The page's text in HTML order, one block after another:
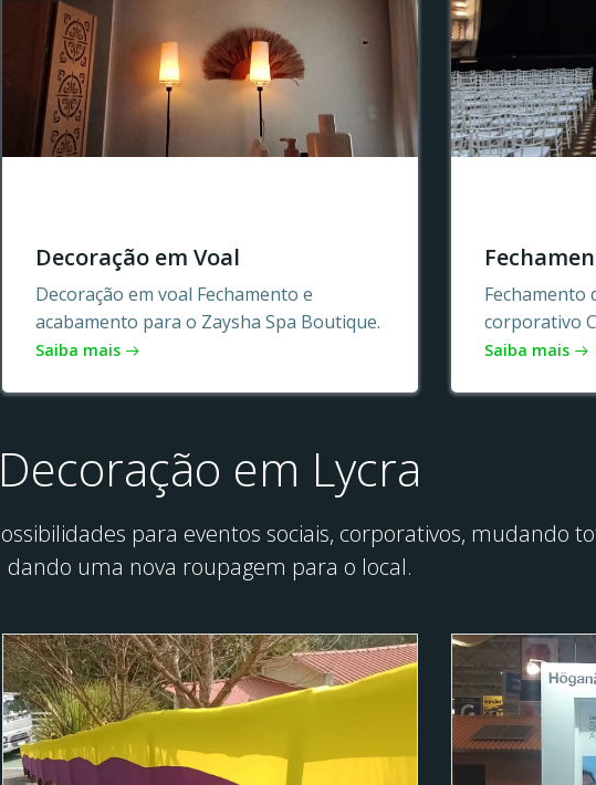
Decoração em Voal
Decoração em voal Fechamento e
acabamento para o Zaysha Spa Boutique.
Saiba mais
Fechamento
corporativo
Saiba mais
Decoração em Lycra
para eventos sociais, corporativos, mudando
dando uma nova roupagem para o local.